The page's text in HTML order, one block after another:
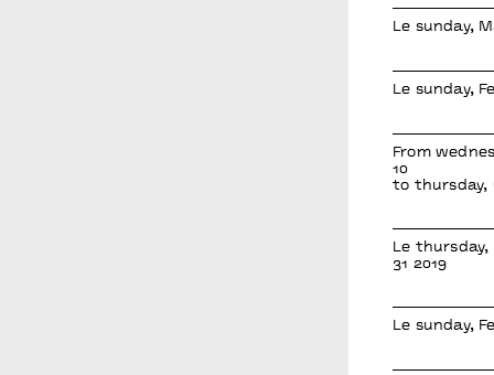
Le sunday,
Le sunday,
From
10
to thursday,
Le
31 2019
Le sunday,